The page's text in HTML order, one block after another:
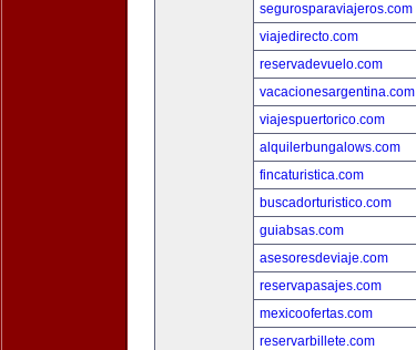
segurosparaviajeros.com
viajedirecto.com
reservadevuelo.com
vacacionesargentina.com
viajespuertorico.com
alquilerbungalows.com
fincaturistica.com
buscadorturistico.com
guiabsas.com
asesoresdeviaje.com
reservapasajes.com
mexicoofertas.com
reservarbillete.com